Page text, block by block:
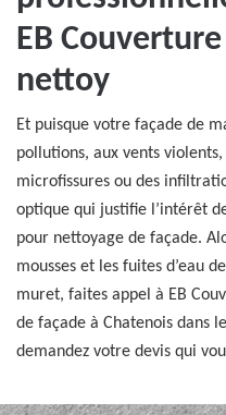
EB
nettoy
Et puisque votre façade de
pollutions, aux vents
microfissures ou des
optique qui justifie l’intérêt
pour nettoyage de façade.
mousses et les fuites d’eau
muret, faites appel à EB
de façade à Chatenois dans
demandez votre devis qui